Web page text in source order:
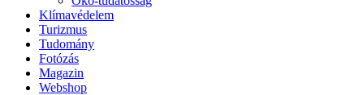
Klímavédelem
Turizmus
Tudomány
Fotózás
Magazin
Webshop